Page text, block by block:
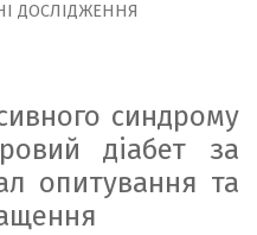
ДОСЛІДЖЕННЯ
синдрому
діабет за
опитування та